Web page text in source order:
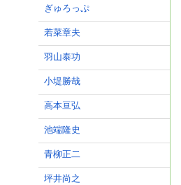
ぎゅろっぷ
若菜章夫
羽山泰功
小堤勝哉
高本亘弘
池端隆史
青柳正二
坪井尚之